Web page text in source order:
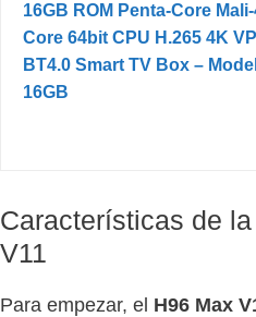
16GB ROM Penta-Core
Core 64bit CPU H.265 4K
BT4.0 Smart TV Box –
16GB
Características de
V11
Para empezar, el H96 Max